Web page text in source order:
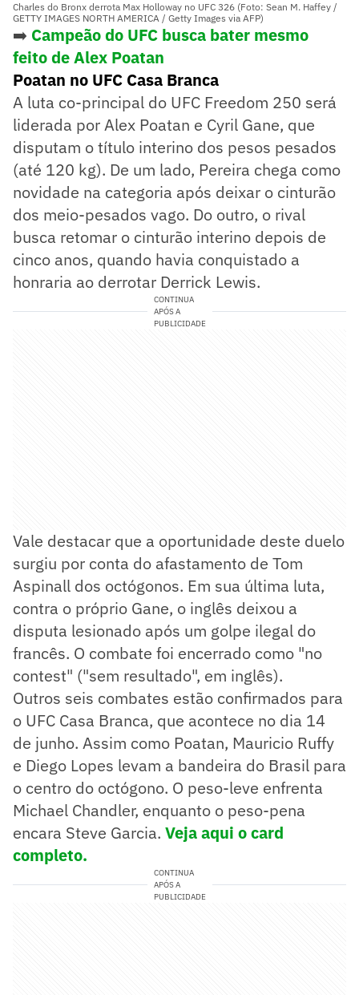
Charles do Bronx derrota Max Holloway no UFC 326 (Foto: Sean M. Haffey /
GETTY IMAGES NORTH AMERICA / Getty Images via AFP)
➡️ Campeão do UFC busca bater mesmo
feito de Alex Poatan
Poatan no UFC Casa Branca
A luta co-principal do UFC Freedom 250 será
liderada por Alex Poatan e Cyril Gane, que
disputam o título interino dos pesos pesados
(até 120 kg). De um lado, Pereira chega como
novidade na categoria após deixar o cinturão
dos meio-pesados vago. Do outro, o rival
busca retomar o cinturão interino depois de
cinco anos, quando havia conquistado a
honraria ao derrotar Derrick Lewis.
CONTINUA
APÓS A
PUBLICIDADE
Vale destacar que a oportunidade deste duelo
surgiu por conta do afastamento de Tom
Aspinall dos octógonos. Em sua última luta,
contra o próprio Gane, o inglês deixou a
disputa lesionado após um golpe ilegal do
francês. O combate foi encerrado como "no
contest" ("sem resultado", em inglês).
Outros seis combates estão confirmados para
o UFC Casa Branca, que acontece no dia 14
de junho. Assim como Poatan, Mauricio Ruffy
e Diego Lopes levam a bandeira do Brasil para
o centro do octógono. O peso-leve enfrenta
Michael Chandler, enquanto o peso-pena
encara Steve Garcia. Veja aqui o card
completo.
CONTINUA
APÓS A
PUBLICIDADE